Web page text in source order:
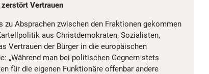
Vertrauen
zu Absprachen zwischen den Fraktionen gekommen
aus Christdemokraten, Sozialisten,
Vertrauen der Bürger in die europäischen
„Während man bei politischen Gegnern stets
für die eigenen Funktionäre offenbar andere